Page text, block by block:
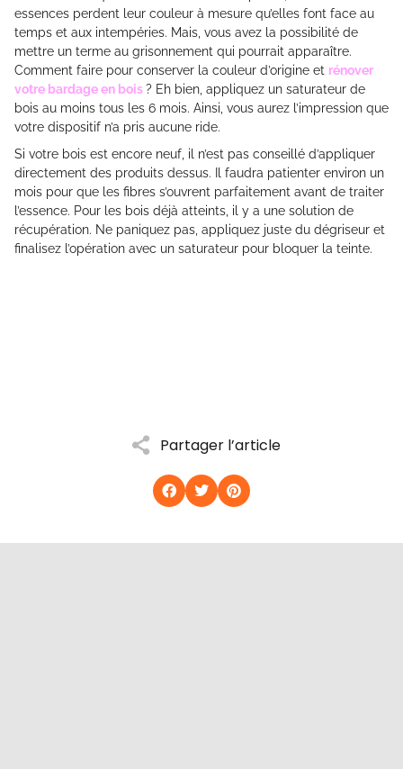
Partager l’article
essences perdent leur couleur à mesure qu’elles font face au
temps et aux intempéries. Mais, vous avez la possibilité de
mettre un terme au grisonnement qui pourrait apparaître.
Comment faire pour conserver la couleur d’origine et rénover
votre bardage en bois? Eh bien, appliquez un saturateur de
bois au moins tous les 6 mois. Ainsi, vous aurez l’impression que
votre dispositif n’a pris aucune ride.
Si votre bois est encore neuf, il n’est pas conseillé d’appliquer
directement des produits dessus. Il faudra patienter environ un
mois pour que les fibres s’ouvrent parfaitement avant de traiter
l’essence. Pour les bois déjà atteints, il y a une solution de
récupération. Ne paniquez pas, appliquez juste du dégriseur et
finalisez l’opération avec un saturateur pour bloquer la teinte.